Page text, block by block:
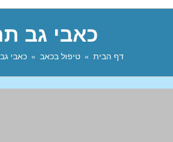
כאבי גב
דף הבית טיפול בכאב כאבי גב